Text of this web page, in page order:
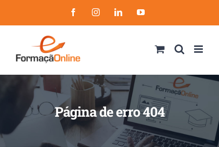
to
FacebookInstagramLinkedInYouTube
Página de erro 404